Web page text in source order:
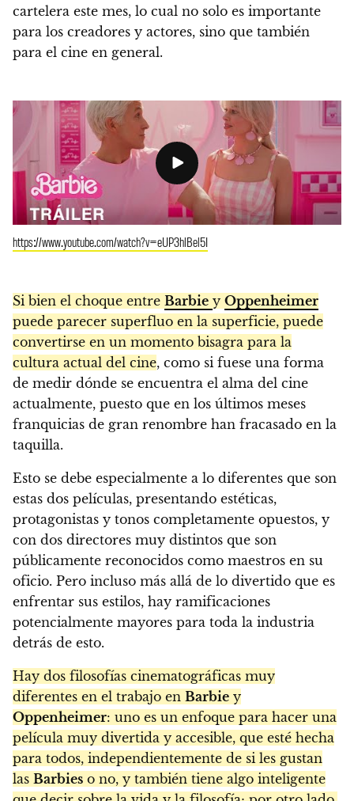
cartelera este mes, lo cual no solo es importante
para los creadores y actores, sino que también
para el cine en general.
https://www.youtube.com/watch?v=eUP3hlBel5I
Si bien el choque entre Barbie y Oppenheimer
puede parecer superfluo en la superficie, puede
convertirse en un momento bisagra para la
cultura actual del cine, como si fuese una forma
de medir dónde se encuentra el alma del cine
actualmente, puesto que en los últimos meses
franquicias de gran renombre han fracasado en la
taquilla.
Esto se debe especialmente a lo diferentes que son
estas dos películas, presentando estéticas,
protagonistas y tonos completamente opuestos, y
con dos directores muy distintos que son
públicamente reconocidos como maestros en su
oficio. Pero incluso más allá de lo divertido que es
enfrentar sus estilos, hay ramificaciones
potencialmente mayores para toda la industria
detrás de esto.
Hay dos filosofías cinematográficas muy
diferentes en el trabajo en Barbie y
Oppenheimer: uno es un enfoque para hacer una
película muy divertida y accesible, que esté hecha
para todos, independientemente de si les gustan
las Barbies o no, y también tiene algo inteligente